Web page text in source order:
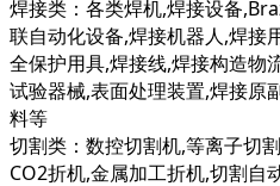
焊接类：各类焊机,焊接设备
联自动化设备,焊接机器人,焊接
全保护用具,焊接线,焊接构造物
试验器械,表面处理装置,焊接原
料等
切割类：数控切割机,等离子切
CO2折机,金属加工折机,切割自